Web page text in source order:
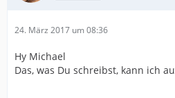
24. März 2017 um 08:36
Hy Michael
Das, was Du schreibst, kann ich